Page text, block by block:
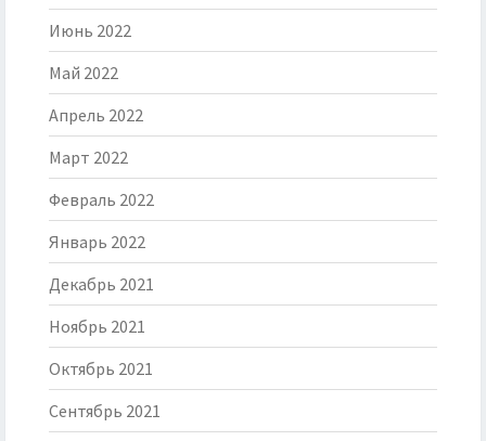
Июнь 2022
Май 2022
Апрель 2022
Март 2022
Февраль 2022
Январь 2022
Декабрь 2021
Ноябрь 2021
Октябрь 2021
Сентябрь 2021